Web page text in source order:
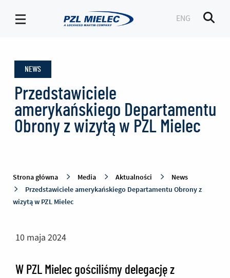
Mielec
ENG
NEWS
Przedstawiciele
amerykańskiego Departamentu
Obrony z wizytą w PZL Mielec
Strona główna Media Aktualności
News
Przedstawiciele amerykańskiego Departamentu Obrony z
wizytą w PZL Mielec
10 maja 2024
W PZL Mielec gościliśmy delegację z